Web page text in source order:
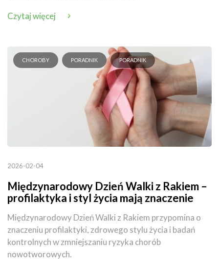
Czytaj więcej
CHOROBY PORADNIK PORADNIK
2026-02-04
Międzynarodowy Dzień Walki z Rakiem –
profilaktyka i styl życia mają znaczenie
Międzynarodowy Dzień Walki z Rakiem przypomina o
znaczeniu profilaktyki, zdrowego stylu życia i badań
kontrolnych w zmniejszaniu ryzyka chorób
nowotworowych.